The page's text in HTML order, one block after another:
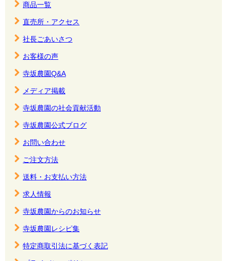
商品一覧
直売所・アクセス
社長ごあいさつ
お客様の声
寺坂農園Q&A
メディア掲載
寺坂農園の社会貢献活動
寺坂農園公式ブログ
お問い合わせ
ご注文方法
送料・お支払い方法
求人情報
寺坂農園からのお知らせ
寺坂農園レシピ集
特定商取引法に基づく表記